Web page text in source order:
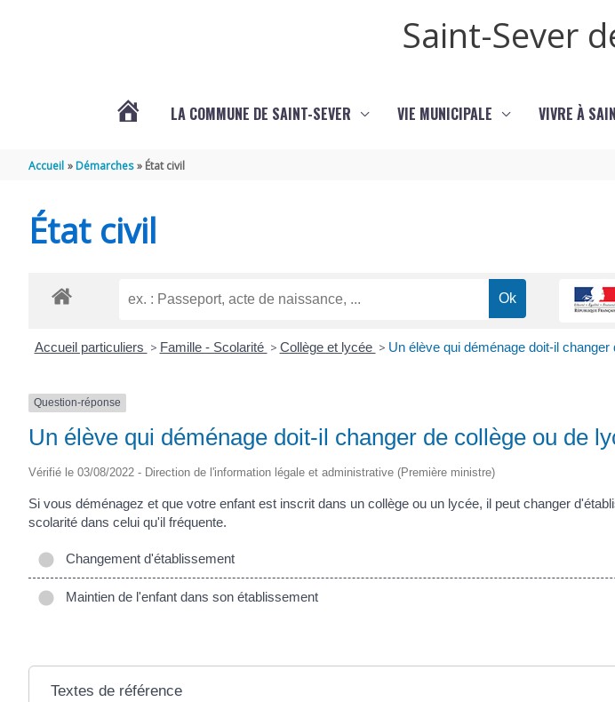
Saint-Sever
SAINTONGE
LA COMMUNE DE SAINT-SEVER VIE MUNICIPALE VIVRE À
Accueil Démarches État civil
État civil
Accueil particuliers > Famille - Scolarité > Collège et lycée > Un élève qui déménage doit-il
Question-réponse
Un élève qui déménage doit-il changer de collège ou de
Vérifié le 03/08/2022 - Direction de l'information légale et administrative (Première ministre)
Si vous déménagez et que votre enfant est inscrit dans un collège ou un lycée, il peut changer
scolarité dans celui qu'il fréquente.
Changement d'établissement
Maintien de l'enfant dans son établissement
Textes de référence